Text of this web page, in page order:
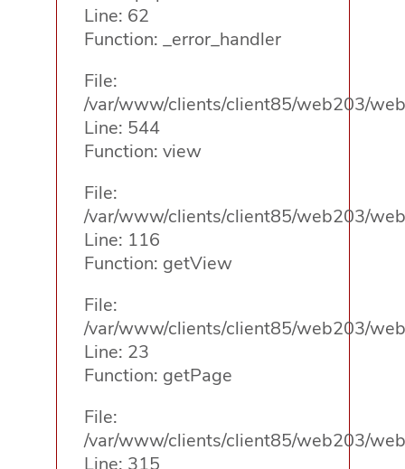
Line: 62
Function: _error_handler
File:
/var/www/clients/client85/web203/
Line: 544
Function: view
File:
/var/www/clients/client85/web203/
Line: 116
Function: getView
File:
/var/www/clients/client85/web203/
Line: 23
Function: getPage
File:
/var/www/clients/client85/web203/
Line: 315